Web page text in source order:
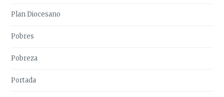
Plan Diocesano
Pobres
Pobreza
Portada